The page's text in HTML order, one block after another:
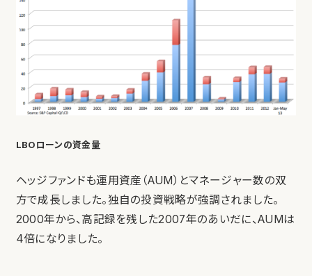
LBOローンの資金量
ヘッジファンドも運用資産（AUM）とマネージャー数の双
方で成長しました。独自の投資戦略が強調されました。
2000年から、高記録を残した2007年のあいだに、AUMは
4倍になりました。